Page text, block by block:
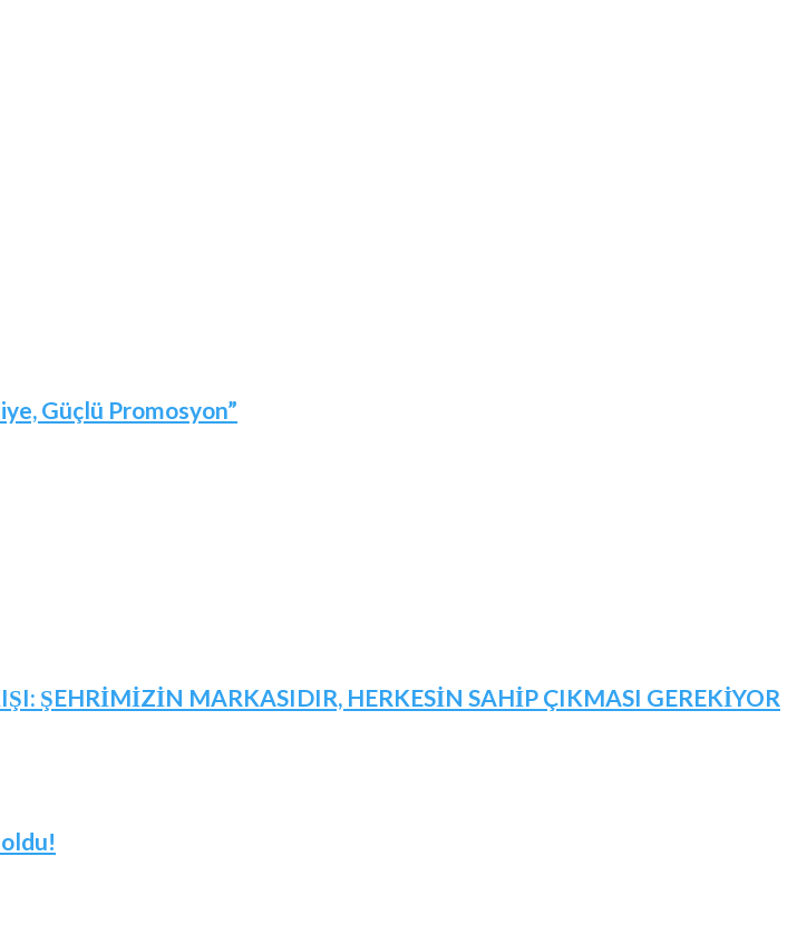
Güçlü Promosyon”
ŞEHRİMİZİN MARKASIDIR, HERKESİN SAHİP ÇIKMASI GEREKİYOR